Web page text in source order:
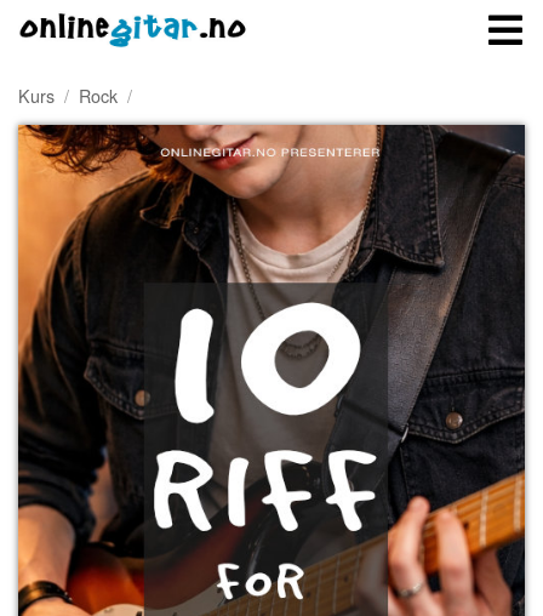
Meny
Logg inn
Bli medlem
Kontakt oss
Om onlinegitar.no
Kurs / Rock /